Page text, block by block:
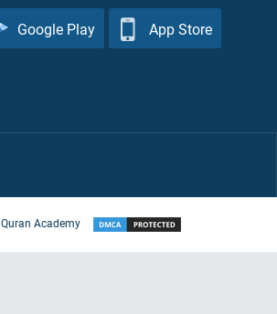
Google Play App Store
Quran Academy